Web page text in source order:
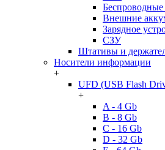
Беспроводные
Внешние
Зарядное
СЗУ
Штативы и
Носители информации
+
UFD (USB Flash
+
A - 4 Gb
B - 8 Gb
C - 16 Gb
D - 32 Gb